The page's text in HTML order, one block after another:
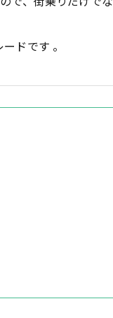
ドです 。